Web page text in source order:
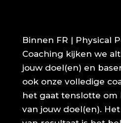
Binnen FR | Physical
Coaching kijken we
jouw doel(en) en
ook onze volledige
het gaat tenslotte om
van jouw doel(en).